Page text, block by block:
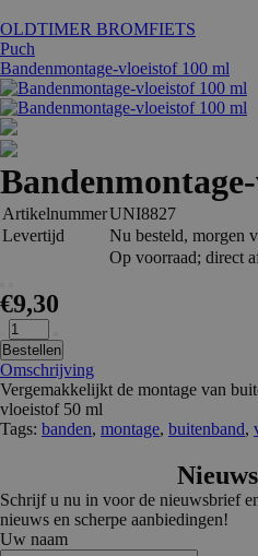
OLDTIMER BROMFIETS
Puch
Bandenmontage-vloeistof 100 ml
ArtikelnummerUNI8827
Levertijd
Nu besteld, morgen
Op voorraad; direct
€9,30
Bestellen
Omschrijving
Vergemakkelijkt de montage van
vloeistof 50 ml
Tags: banden, montage, buitenband,
Schrijf u nu in voor de nieuwsbrief
nieuws en scherpe aanbiedingen!
Uw naam